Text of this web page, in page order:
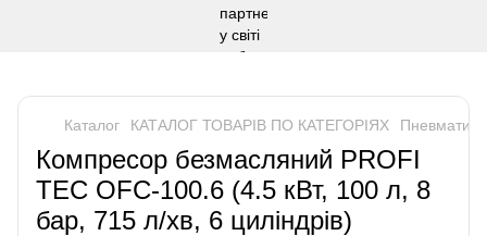
Каталог КАТАЛОГ ТОВАРІВ ПО КАТЕГОРІЯХ
Компресор безмасляний PROFI
TEC OFC-100.6 (4.5 кВт, 100 л, 8
бар, 715 л/хв, 6 циліндрів)